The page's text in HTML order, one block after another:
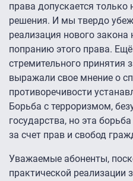
права допускается только
решения. И мы твердо
реализация нового
попранию этого права.
стремительного принятия
выражали свое мнение о
противоречивости
Борьба с терроризмом,
государства, но эта
за счет прав и свобод
Уважаемые абоненты,
практической реализации